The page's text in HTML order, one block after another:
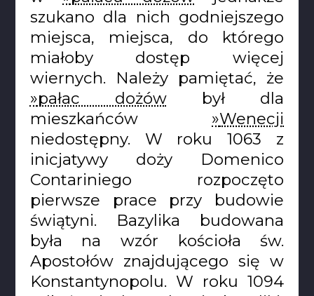
szukano dla nich godniejszego
miejsca, miejsca, do którego
miałoby dostęp więcej
wiernych. Należy pamiętać, że
pałac dożówbył dla
mieszkańców
Wenecji
niedostępny. W roku 1063 z
inicjatywy doży Domenico
Contariniego rozpoczęto
pierwsze prace przy budowie
świątyni. Bazylika budowana
była na wzór kościoła św.
Apostołów znajdującego się w
Konstantynopolu. W roku 1094